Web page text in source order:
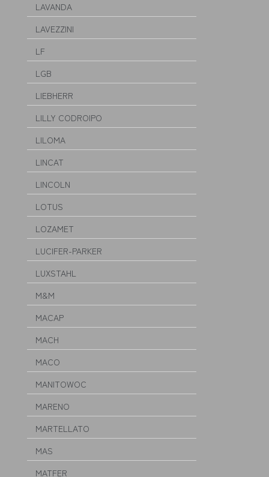
LAVANDA
LAVEZZINI
LF
LGB
LIEBHERR
LILLY CODROIPO
LILOMA
LINCAT
LINCOLN
LOTUS
LOZAMET
LUCIFER-PARKER
LUXSTAHL
M&M
MACAP
MACH
MACO
MANITOWOC
MARENO
MARTELLATO
MAS
MATFER